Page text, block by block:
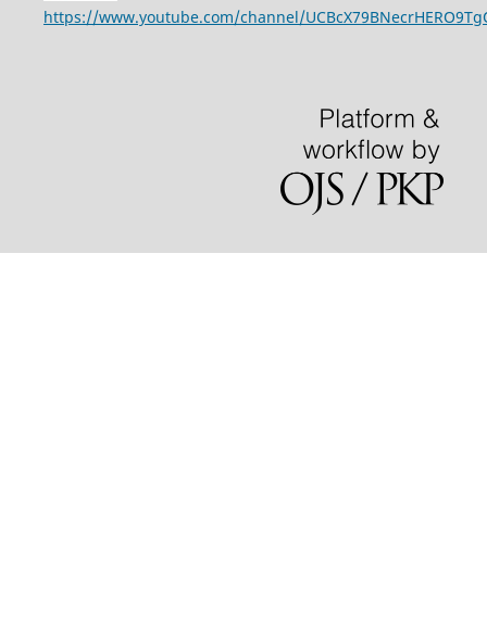
https://www.youtube.com/channel/